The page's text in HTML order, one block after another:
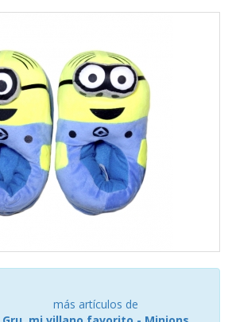
más artículos de